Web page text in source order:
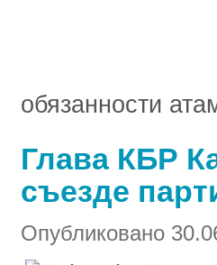
обязанности
Глава КБР
съезде
Опубликовано